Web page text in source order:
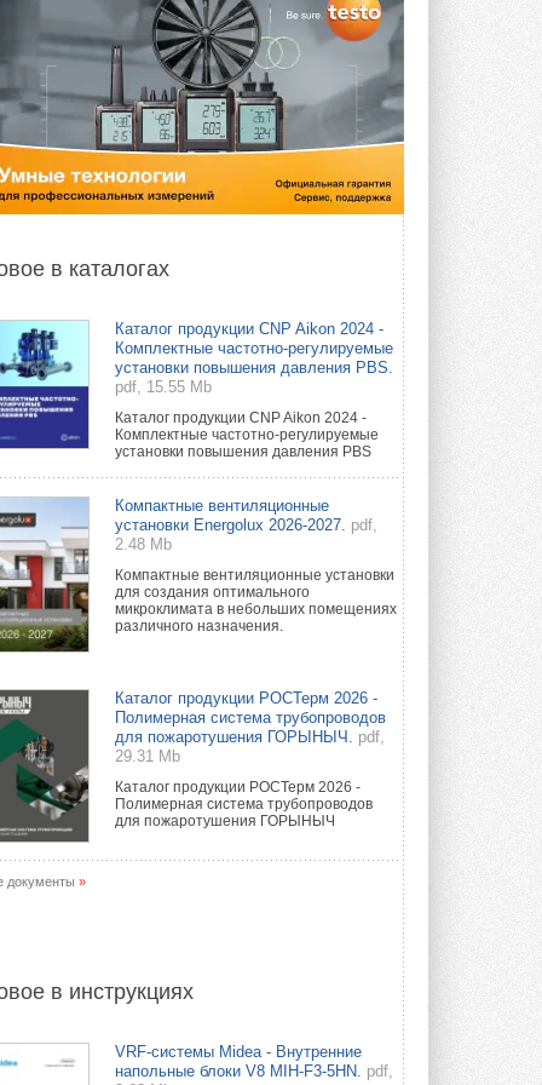
в каталогах
Каталог продукции CNP Aikon 2024 -
Комплектные частотно-регулируемые
установки повышения давления PBS.
pdf, 15.55 Mb
Каталог продукции CNP Aikon 2024 -
Комплектные частотно-регулируемые
установки повышения давления PBS
Компактные вентиляционные
установки Energolux 2026-2027. pdf,
2.48 Mb
Компактные вентиляционные установки
для создания оптимального
микроклимата в небольших помещениях
различного назначения.
Каталог продукции РОСТерм 2026 -
Полимерная система трубопроводов
для пожаротушения ГОРЫНЫЧ.
pdf,
29.31 Mb
Каталог продукции РОСТерм 2026 -
Полимерная система трубопроводов
для пожаротушения ГОРЫНЫЧ
документы »
в инструкциях
VRF-системы Midea - Внутренние
напольные блоки V8 MIH-F3-5HN. pdf,